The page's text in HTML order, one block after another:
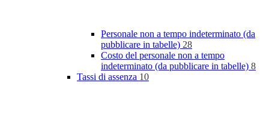
Personale non a tempo indeterminato (da
pubblicare in tabelle) 28
Costo del personale non a tempo
indeterminato (da pubblicare in tabelle) 8
Tassi di assenza 10